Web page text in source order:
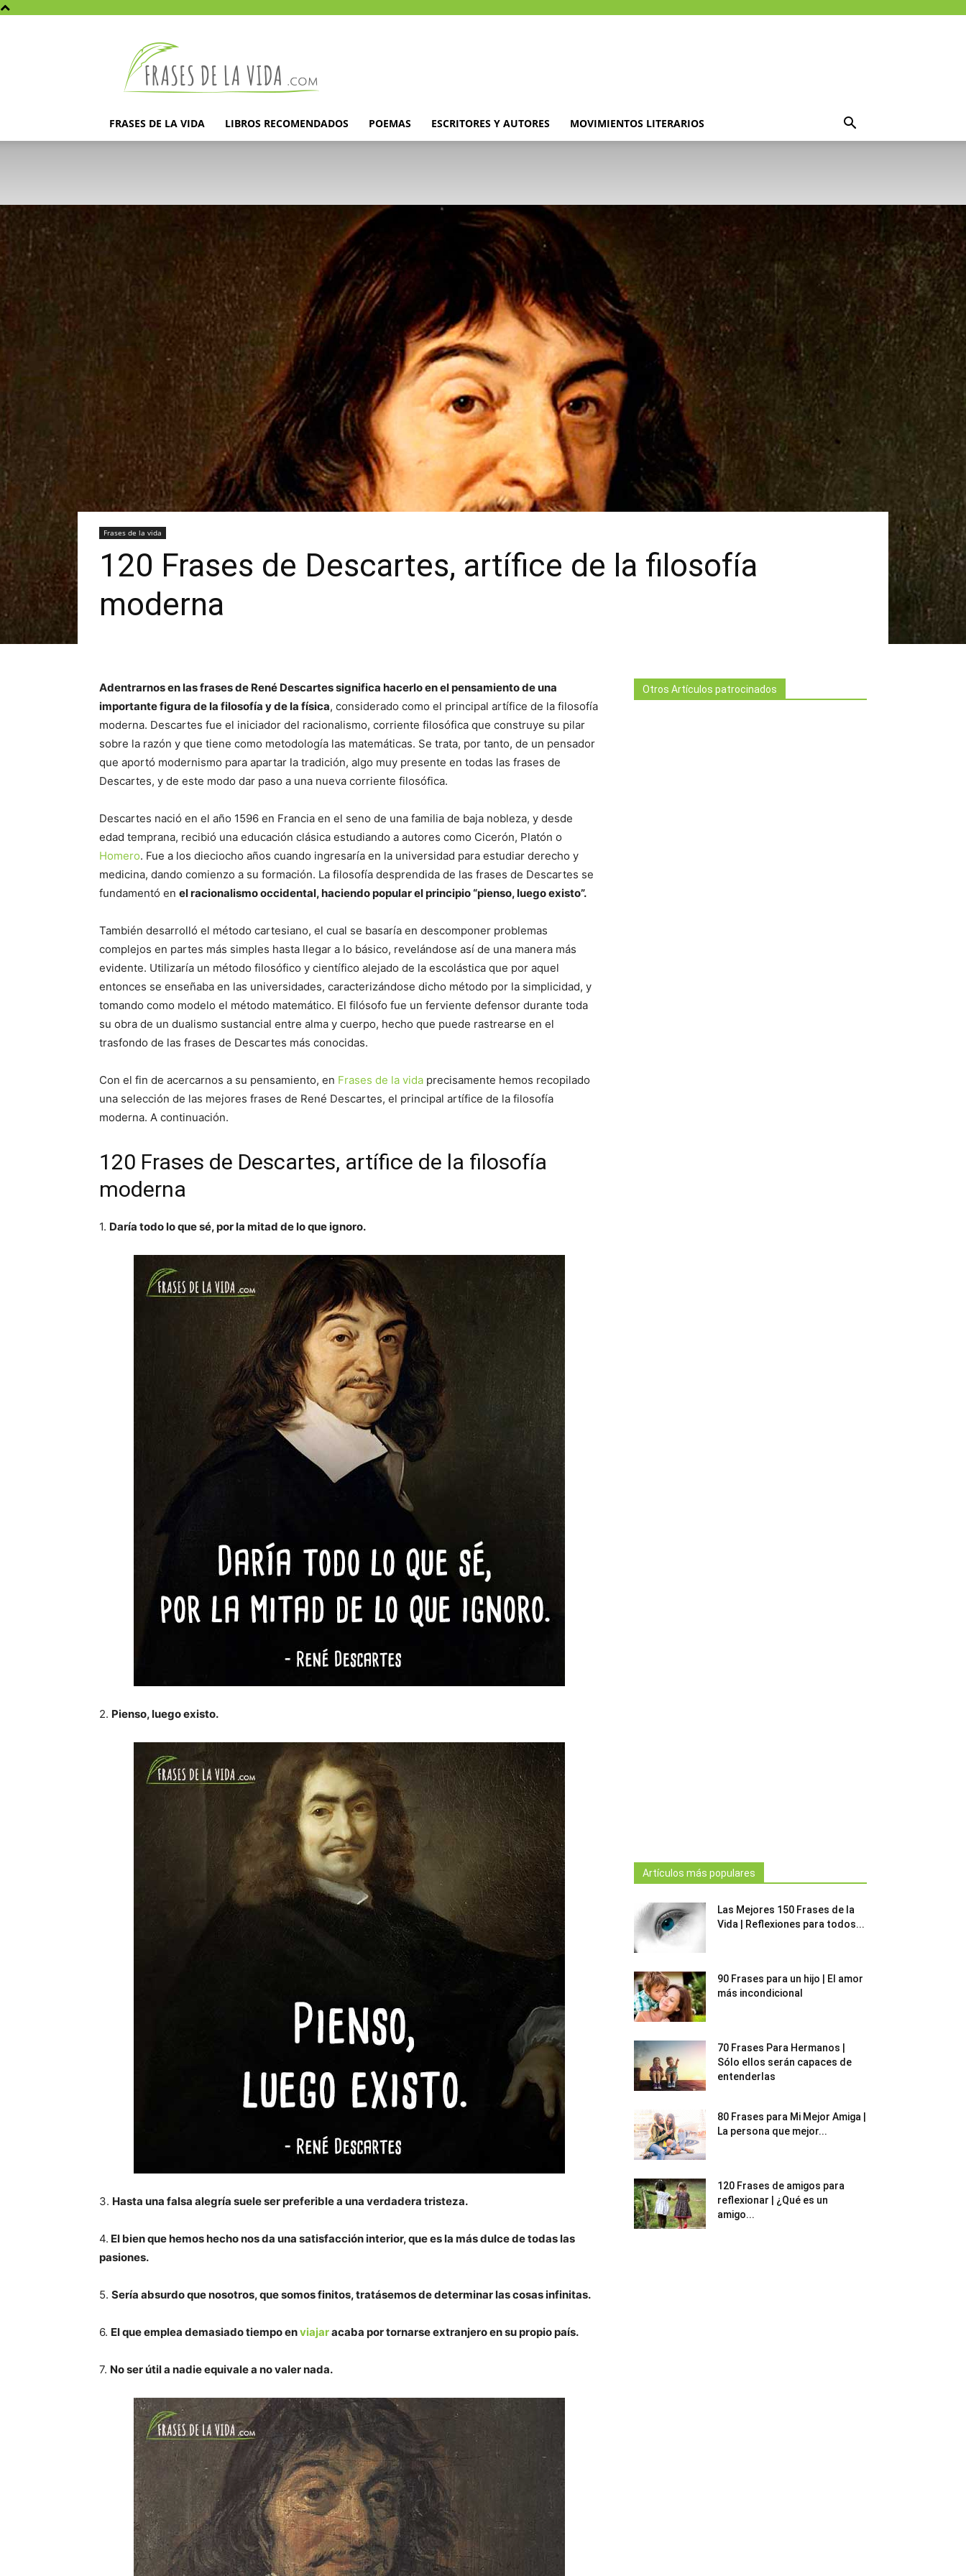
la
vida
FRASES DE LA VIDA LIBROS RECOMENDADOS POEMAS ESCRITORES Y AUTORES MOVIMIENTOS LITERARIOS
Frases de la vida
120 Frases de Descartes, artífice de la filosofía
moderna
Adentrarnos en las frases de René Descartes significa hacerlo en el pensamiento de una
importante figura de la filosofía y de la física, considerado como el principal artífice de la filosofía
moderna. Descartes fue el iniciador del racionalismo, corriente filosófica que construye su pilar
sobre la razón y que tiene como metodología las matemáticas. Se trata, por tanto, de un pensador
que aportó modernismo para apartar la tradición, algo muy presente en todas las frases de
Descartes, y de este modo dar paso a una nueva corriente filosófica.
Descartes nació en el año 1596 en Francia en el seno de una familia de baja nobleza, y desde
edad temprana, recibió una educación clásica estudiando a autores como Cicerón, Platón o
Homero. Fue a los dieciocho años cuando ingresaría en la universidad para estudiar derecho y
medicina, dando comienzo a su formación. La filosofía desprendida de las frases de Descartes se
fundamentó en el racionalismo occidental, haciendo popular el principio “pienso, luego existo”.
También desarrolló el método cartesiano, el cual se basaría en descomponer problemas
complejos en partes más simples hasta llegar a lo básico, revelándose así de una manera más
evidente. Utilizaría un método filosófico y científico alejado de la escolástica que por aquel
entonces se enseñaba en las universidades, caracterizándose dicho método por la simplicidad, y
tomando como modelo el método matemático. El filósofo fue un ferviente defensor durante toda
su obra de un dualismo sustancial entre alma y cuerpo, hecho que puede rastrearse en el
trasfondo de las frases de Descartes más conocidas.
Con el fin de acercarnos a su pensamiento, en Frases de la vida precisamente hemos recopilado
una selección de las mejores frases de René Descartes, el principal artífice de la filosofía
moderna. A continuación.
120 Frases de Descartes, artífice de la filosofía
moderna
1. Daría todo lo que sé, por la mitad de lo que ignoro.
2. Pienso, luego existo.
3. Hasta una falsa alegría suele ser preferible a una verdadera tristeza.
4. El bien que hemos hecho nos da una satisfacción interior, que es la más dulce de todas las
pasiones.
5. Sería absurdo que nosotros, que somos finitos, tratásemos de determinar las cosas infinitas.
6. El que emplea demasiado tiempo enviajaracaba por tornarse extranjero en su propio país.
7. No ser útil a nadie equivale a no valer nada.
Otros Artículos patrocinados
Artículos más populares
Las Mejores 150 Frases de la
Vida | Reflexiones para todos...
90 Frases para un hijo | El amor
más incondicional
70 Frases Para Hermanos |
Sólo ellos serán capaces de
entenderlas
80 Frases para Mi Mejor Amiga |
La persona que mejor...
120 Frases de amigos para
reflexionar | ¿Qué es un
amigo...